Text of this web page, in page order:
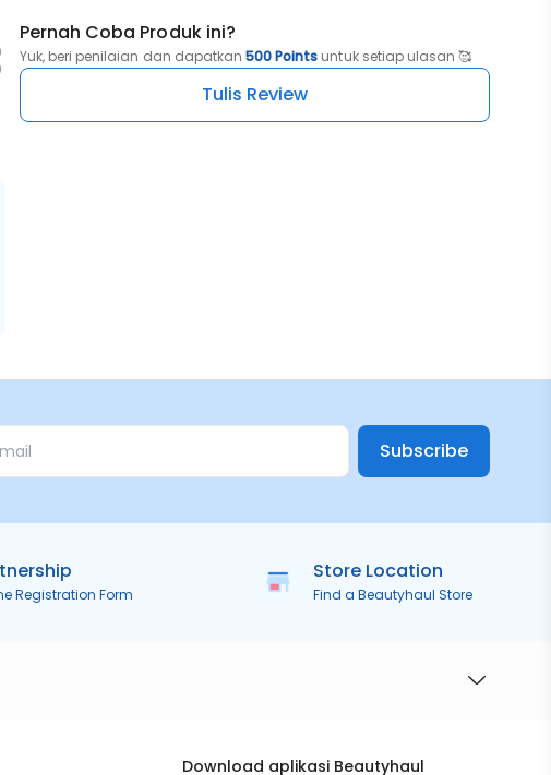
Pernah Coba Produk ini?
Yuk, beri penilaian dan dapatkan 500 Points untuk setiap ulasan 🥰
Tulis Review
Subscribe
Registration Form
Store Location
Find a Beautyhaul Store
Download aplikasi Beautyhaul